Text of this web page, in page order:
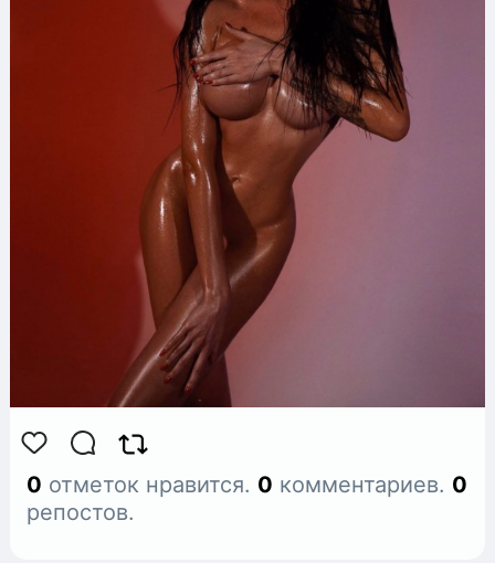
0 отметок нравится. 0 комментариев. 0
репостов.